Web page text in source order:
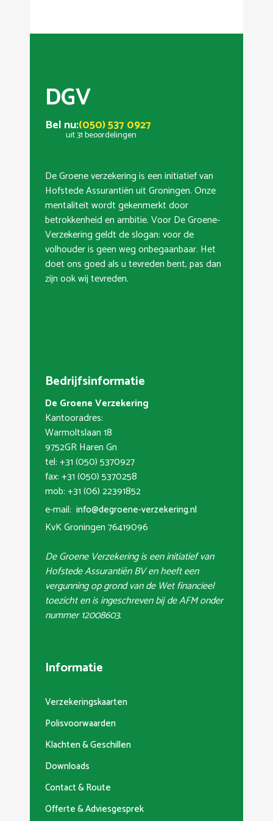
DGV
Bel nu:(050) 537 0927
uit 31 beoordelingen
De Groene verzekering is een initiatief van
Hofstede Assurantiën uit Groningen. Onze
mentaliteit wordt gekenmerkt door
betrokkenheid en ambitie. Voor De Groene-
Verzekering geldt de slogan: voor de
volhouder is geen weg onbegaanbaar. Het
doet ons goed als u tevreden bent, pas dan
zijn ook wij tevreden.
Bedrijfsinformatie
De Groene Verzekering
Kantooradres:
Warmoltslaan 18
9752GR Haren Gn
tel: +31 (050) 5370927
fax: +31 (050) 5370258
mob: +31 (06) 22391852
e-mail: info@degroene-verzekering.nl
KvK Groningen 76419096
De Groene Verzekering is een initiatief van
Hofstede Assurantiën BV en heeft een
vergunning op grond van de Wet financieel
toezicht en is ingeschreven bij de AFM onder
nummer 12008603.
Informatie
Verzekeringskaarten
Polisvoorwaarden
Klachten & Geschillen
Downloads
Contact & Route
Offerte & Adviesgesprek